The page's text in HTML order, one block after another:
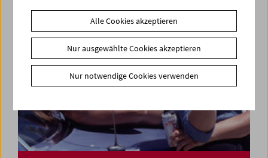
Alle Cookies akzeptieren
Nur ausgewählte Cookies akzeptieren
Nur notwendige Cookies verwenden